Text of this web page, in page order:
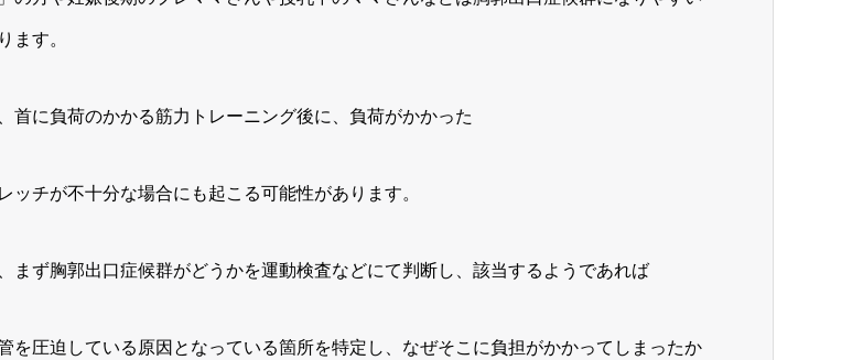
ます。
首に負荷のかかる筋力トレーニング後に、負荷がかかった
ッチが不十分な場合にも起こる可能性があります。
まず胸郭出口症候群がどうかを運動検査などにて判断し、該当するようであれば
を圧迫している原因となっている箇所を特定し、なぜそこに負担がかかってしまったか